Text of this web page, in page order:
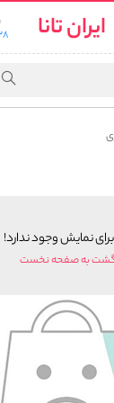
ایران تانا
نمایش وجود ندارد!
به صفحه نخست